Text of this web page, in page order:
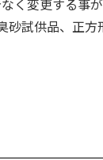
く変更する事が
砂試供品、正